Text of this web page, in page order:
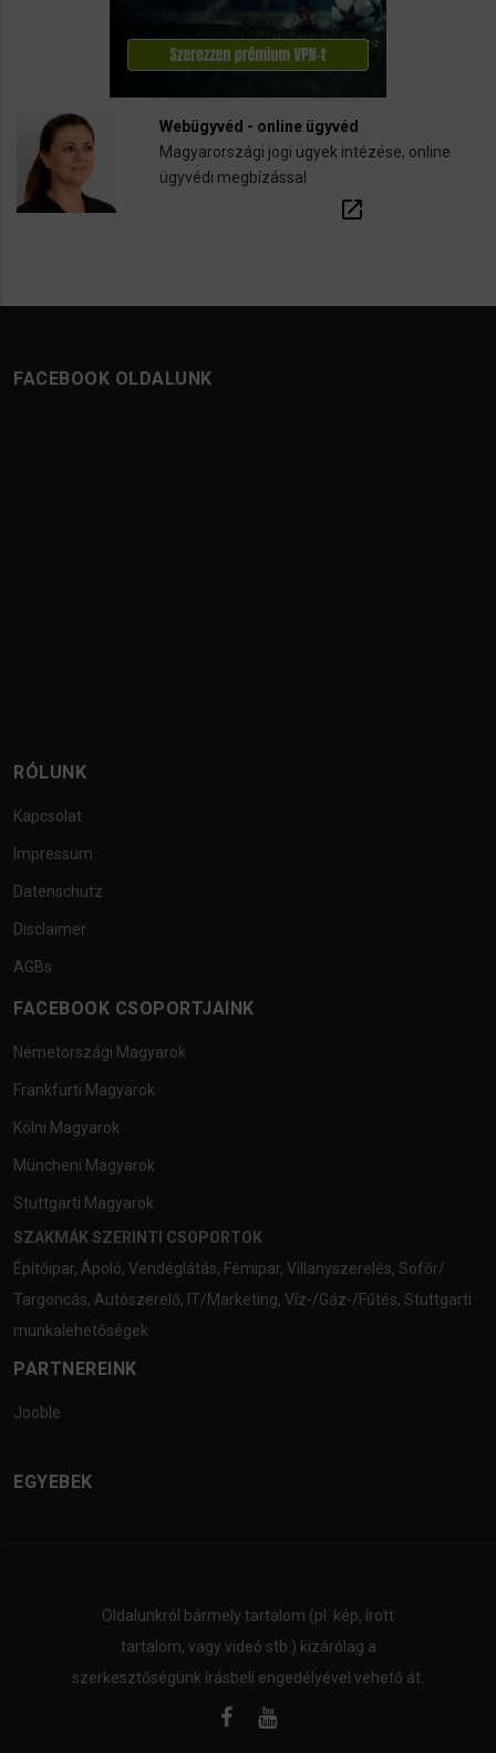
Webügyvéd - online ügyvéd
Magyarországi jogi ügyek intézése, online
ügyvédi megbízással
open_in_new
FACEBOOK OLDALUNK
RÓLUNK
Kapcsolat
Impressum
Datenschutz
Disclaimer
AGBs
FACEBOOK CSOPORTJAINK
Németországi Magyarok
Frankfurti Magyarok
Kölni Magyarok
Müncheni Magyarok
Stuttgarti Magyarok
SZAKMÁK SZERINTI CSOPORTOK
Építőipar, Ápoló, Vendéglátás, Fémipar, Villanyszerelés, Sofőr/
Targoncás, Autószerelő, IT/Marketing, Víz-/Gáz-/Fűtés, Stuttgarti
munkalehetőségek
PARTNEREINK
Jooble
EGYEBEK
Oldalunkról bármely tartalom (pl. kép, írott
tartalom, vagy videó stb.) kizárólag a
szerkesztőségünk írásbeli engedélyével vehető át.